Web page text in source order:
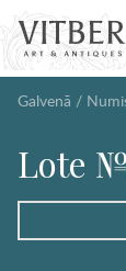
Galvenā /
Lote